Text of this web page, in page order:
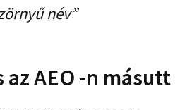
név”
az AEO -n másutt